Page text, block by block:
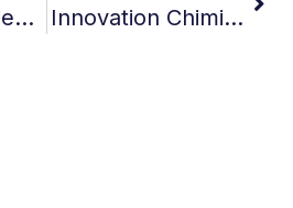
Le Groupe Acideka – Fondation Azanza: La Chimie, Un Moteur D’innovation Pour Un Futur Durable Innovation Chimique En Action : Des Projets Notables Du Groupe Acideka